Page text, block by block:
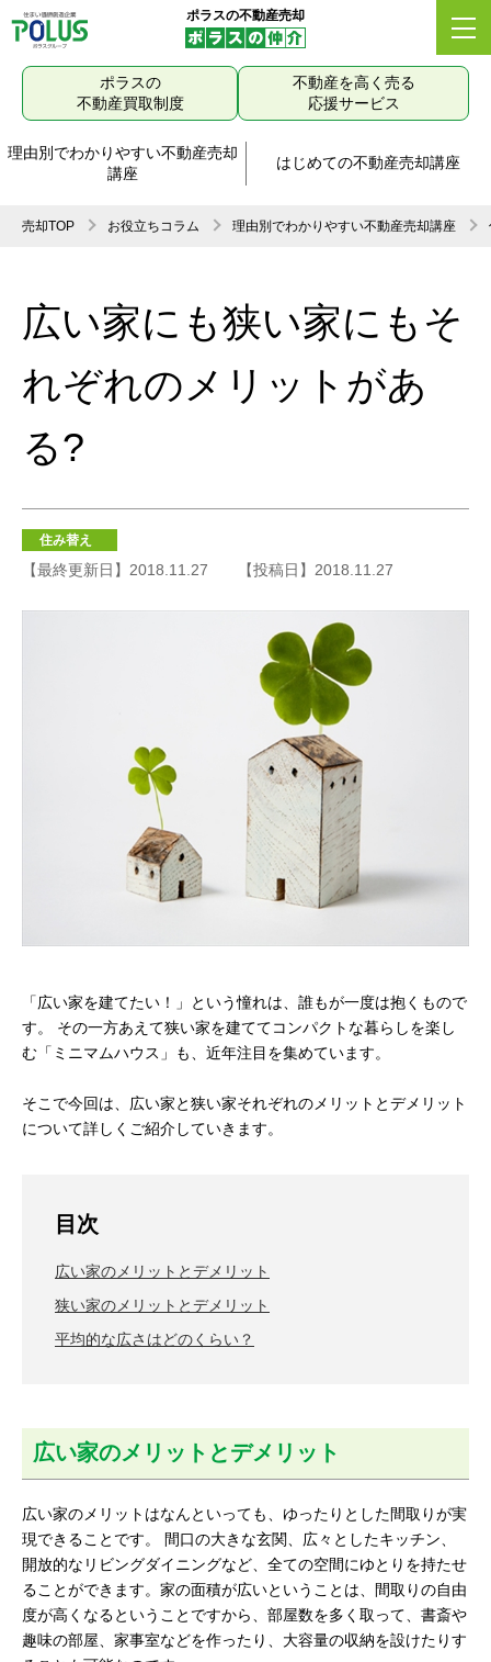
ポラスの不動産売却
ポラスの
不動産買取制度
不動産を高く売る
応援サービス
理由別でわかりやすい不動産売却
講座
はじめての不動産売却講座
売却TOP お役立ちコラム 理由別でわかりやすい不動産売却講座
広い家にも狭い家にもそ
れぞれのメリットがあ
る?
住み替え
【最終更新日】2018.11.27 【投稿日】2018.11.27
「広い家を建てたい！」という憧れは、誰もが一度は抱くもので
す。 その一方あえて狭い家を建ててコンパクトな暮らしを楽し
む「ミニマムハウス」も、近年注目を集めています。
そこで今回は、広い家と狭い家それぞれのメリットとデメリット
について詳しくご紹介していきます。
目次
広い家のメリットとデメリット
狭い家のメリットとデメリット
平均的な広さはどのくらい？
広い家のメリットとデメリット
広い家のメリットはなんといっても、ゆったりとした間取りが実
現できることです。 間口の大きな玄関、広々としたキッチン、
開放的なリビングダイニングなど、全ての空間にゆとりを持たせ
ることができます。家の面積が広いということは、間取りの自由
度が高くなるということですから、部屋数を多く取って、書斎や
趣味の部屋、家事室などを作ったり、大容量の収納を設けたりす